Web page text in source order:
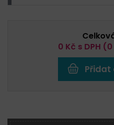
0 Kč s DPH (0
Přidat